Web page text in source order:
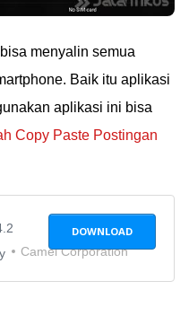
menyalin semua
Baik itu aplikasi
aplikasi ini bisa
Copy Paste Postingan
Camel Corporation
DOWNLOAD